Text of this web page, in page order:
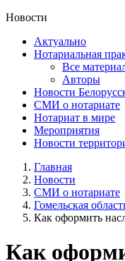
Новости
Актуально
Нотариальная
Все
Авторы
Новости
СМИ о нотариате
Нотариат в мире
Мероприятия
Новости
Главная
Новости
СМИ о нотариате
Гомельская
Как оформить
Как